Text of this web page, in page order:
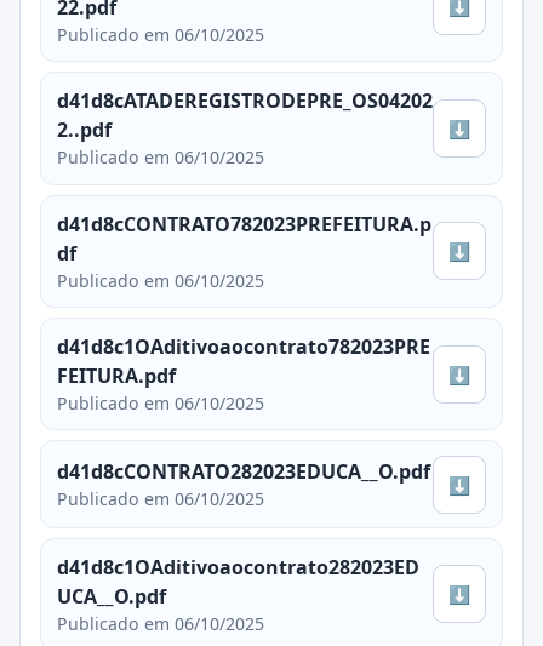
22.pdf
Publicado em 06/10/2025
⬇
d41d8cATADEREGISTRODEPRE_OS04202
2..pdf
Publicado em 06/10/2025
⬇
d41d8cCONTRATO782023PREFEITURA.p
df
Publicado em 06/10/2025
⬇
d41d8c1OAditivoaocontrato782023PRE
FEITURA.pdf
Publicado em 06/10/2025
⬇
d41d8cCONTRATO282023EDUCA__O.pdf
Publicado em 06/10/2025
⬇
d41d8c1OAditivoaocontrato282023ED
UCA__O.pdf
Publicado em 06/10/2025
⬇